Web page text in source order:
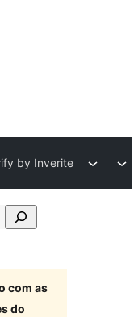
by Inverite
com as
do